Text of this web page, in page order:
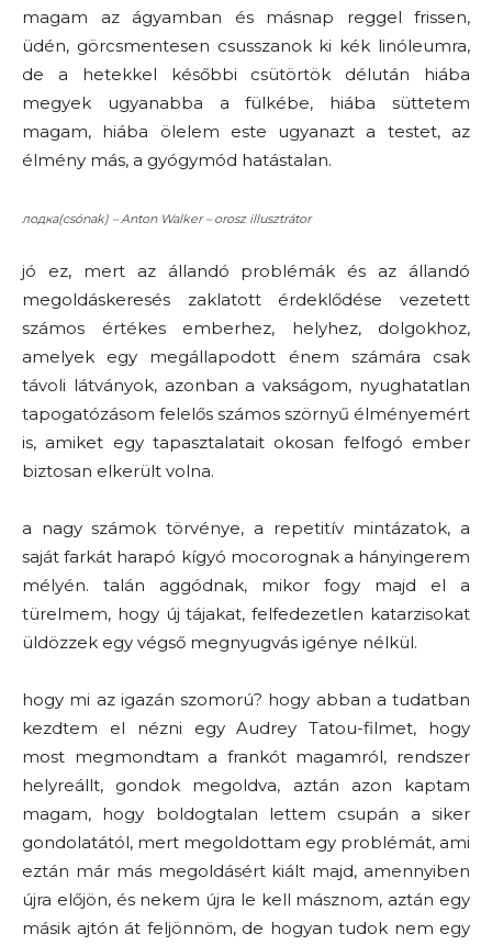
magam az ágyamban és másnap reggel frissen,
üdén, görcsmentesen csusszanok ki kék linóleumra,
de a hetekkel későbbi csütörtök délután hiába
megyek ugyanabba a fülkébe, hiába süttetem
magam, hiába ölelem este ugyanazt a testet, az
élmény más, a gyógymód hatástalan.
лодка(csónak) – Anton Walker – orosz illusztrátor
jó ez, mert az állandó problémák és az állandó
megoldáskeresés zaklatott érdeklődése vezetett
számos értékes emberhez, helyhez, dolgokhoz,
amelyek egy megállapodott énem számára csak
távoli látványok, azonban a vakságom, nyughatatlan
tapogatózásom felelős számos szörnyű élményemért
is, amiket egy tapasztalatait okosan felfogó ember
biztosan elkerült volna.
a nagy számok törvénye, a repetitív mintázatok, a
saját farkát harapó kígyó mocorognak a hányingerem
mélyén. talán aggódnak, mikor fogy majd el a
türelmem, hogy új tájakat, felfedezetlen katarzisokat
üldözzek egy végső megnyugvás igénye nélkül.
hogy mi az igazán szomorú? hogy abban a tudatban
kezdtem el nézni egy Audrey Tatou-filmet, hogy
most megmondtam a frankót magamról, rendszer
helyreállt, gondok megoldva, aztán azon kaptam
magam, hogy boldogtalan lettem csupán a siker
gondolatától, mert megoldottam egy problémát, ami
eztán már más megoldásért kiált majd, amennyiben
újra előjön, és nekem újra le kell másznom, aztán egy
másik ajtón át feljönnöm, de hogyan tudok nem egy